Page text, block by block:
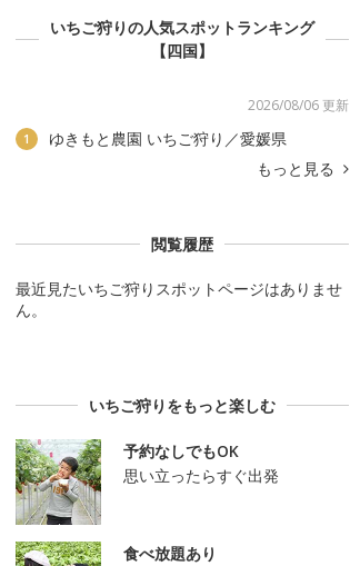
いちご狩りの人気スポットランキング
【四国】
2026/08/06 更新
1
ゆきもと農園 いちご狩り／愛媛県
もっと見る
閲覧履歴
最近見たいちご狩りスポットページはありませ
ん。
いちご狩りをもっと楽しむ
予約なしでもOK
思い立ったらすぐ出発
食べ放題あり